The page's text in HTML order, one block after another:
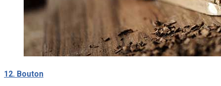
12. Bouton